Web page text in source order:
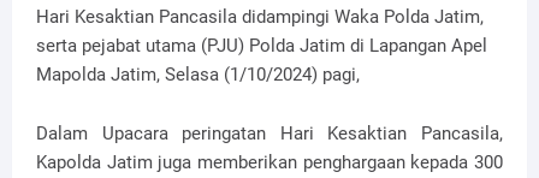
Hari Kesaktian Pancasila didampingi Waka Polda Jatim,
serta pejabat utama (PJU) Polda Jatim di Lapangan Apel
Mapolda Jatim, Selasa (1/10/2024) pagi,
Dalam Upacara peringatan Hari Kesaktian Pancasila,
Kapolda Jatim juga memberikan penghargaan kepada 300